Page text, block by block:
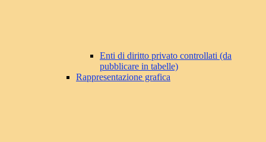
Enti di diritto privato controllati (da
pubblicare in tabelle)
Rappresentazione grafica